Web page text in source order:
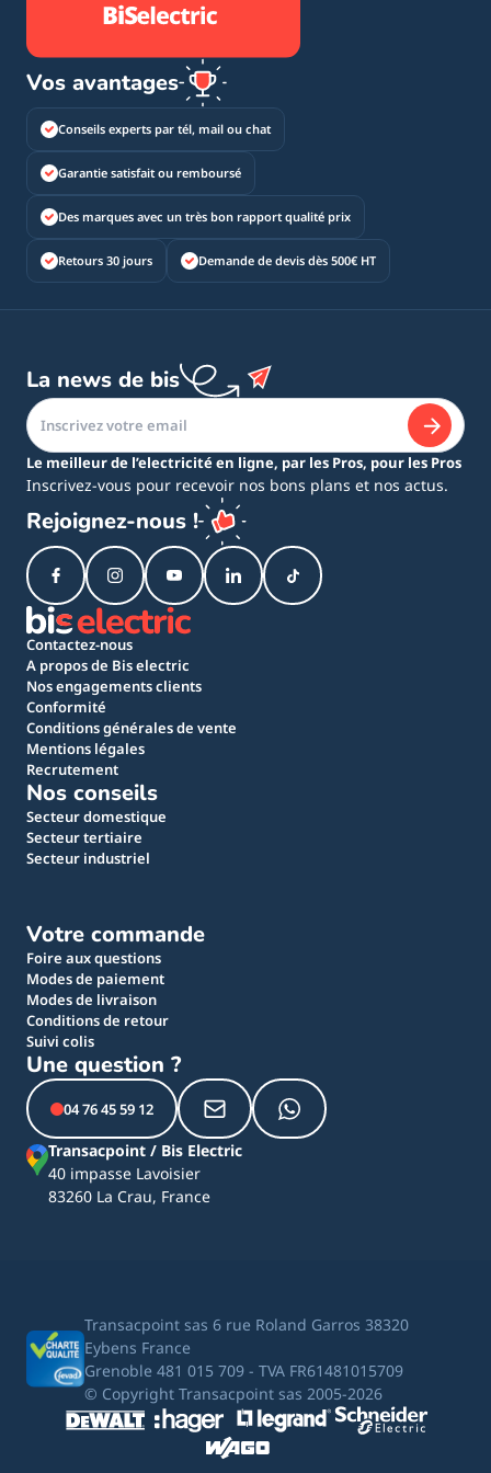
Vos avantages
Conseils experts par tél, mail ou chat
Garantie satisfait ou remboursé
Des marques avec un très bon rapport qualité prix
Retours 30 jours Demande de devis dès 500€ HT
La news de bis
Le meilleur de l’electricité en ligne, par les Pros, pour les Pros
Inscrivez-vous pour recevoir nos bons plans et nos actus.
Rejoignez-nous !
Contactez-nous
A propos de Bis electric
Nos engagements clients
Conformité
Conditions générales de vente
Mentions légales
Recrutement
Nos conseils
Secteur domestique
Secteur tertiaire
Secteur industriel
Votre commande
Foire aux questions
Modes de paiement
Modes de livraison
Conditions de retour
Suivi colis
Une question ?
04 76 45 59 12
Transacpoint / Bis Electric
40 impasse Lavoisier
83260 La Crau, France
Transacpoint sas 6 rue Roland Garros 38320
Eybens France
Grenoble 481 015 709 - TVA FR61481015709
© Copyright Transacpoint sas 2005-2026